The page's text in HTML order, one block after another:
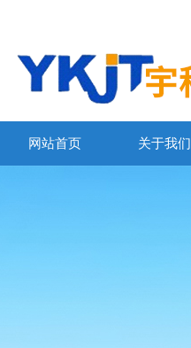
网站首页 关于我们